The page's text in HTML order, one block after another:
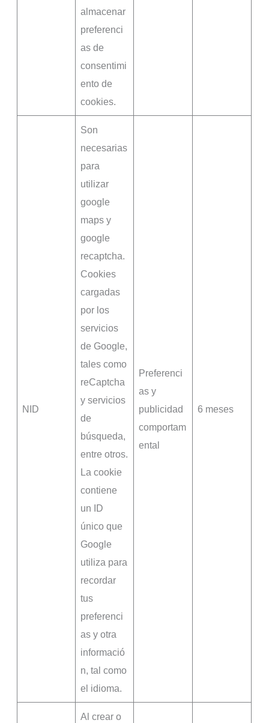
almacenar
preferenci
as de
consentimi
ento de
cookies.
NID
Son
necesarias
para
utilizar
google
maps y
google
recaptcha.
Cookies
cargadas
por los
servicios
de Google,
tales como
reCaptcha
y servicios
de
búsqueda,
entre otros.
La cookie
contiene
un ID
único que
Google
utiliza para
recordar
tus
preferenci
as y otra
informació
n, tal como
el idioma.
Preferenci
as y
publicidad
comportam
ental
6 meses
Al crear o